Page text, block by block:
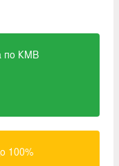
по КМВ
100%